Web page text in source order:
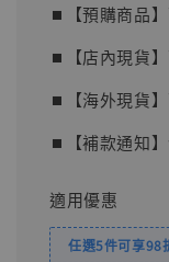
⏹︎【預購商品
⏹︎【店內現貨
⏹︎【海外現貨
⏹︎【補款通知
適用優惠
任選5件可享98